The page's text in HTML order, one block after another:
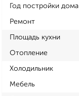
Год постройки дома
Ремонт
Площадь кухни
Отопление
Холодильник
Мебель